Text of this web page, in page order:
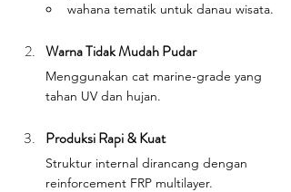
wahana tematik untuk danau wisata.
Warna Tidak Mudah Pudar
Menggunakan cat marine-grade yang
tahan UV dan hujan.
Produksi Rapi & Kuat
Struktur internal dirancang dengan
reinforcement FRP multilayer.